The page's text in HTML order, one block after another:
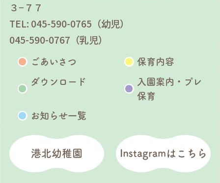
３−７７
TEL: 045-590-0765（幼児）
045-590-0767（乳児）
ごあいさつ 保育内容
ダウンロード
入園案内・プレ
保育
お知らせ一覧
港北幼稚園 Instagramはこちら